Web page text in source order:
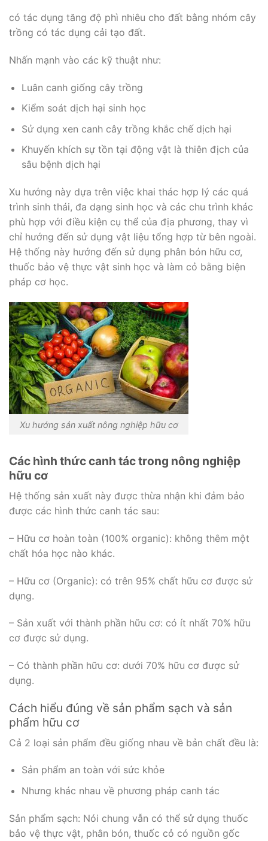
có tác dụng tăng độ phì nhiêu cho đất bằng nhóm cây
trồng có tác dụng cải tạo đất.
Nhấn mạnh vào các kỹ thuật như:
Luân canh giống cây trồng
Kiểm soát dịch hại sinh học
Sử dụng xen canh cây trồng khắc chế dịch hại
Khuyến khích sự tồn tại động vật là thiên địch của
sâu bệnh dịch hại
Xu hướng này dựa trên việc khai thác hợp lý các quá
trình sinh thái, đa dạng sinh học và các chu trình khác
phù hợp với điều kiện cụ thể của địa phương, thay vì
chỉ hướng đến sử dụng vật liệu tổng hợp từ bên ngoài.
Hệ thống này hướng đến sử dụng phân bón hữu cơ,
thuốc bảo vệ thực vật sinh học và làm cỏ bằng biện
pháp cơ học.
Xu hướng sản xuất nông nghiệp hữu cơ
Các hình thức canh tác trong nông nghiệp
hữu cơ
Hệ thống sản xuất này được thừa nhận khi đảm bảo
được các hình thức canh tác sau:
– Hữu cơ hoàn toàn (100% organic): không thêm một
chất hóa học nào khác.
– Hữu cơ (Organic): có trên 95% chất hữu cơ được sử
dụng.
– Sản xuất với thành phần hữu cơ: có ít nhất 70% hữu
cơ được sử dụng.
– Có thành phần hữu cơ: dưới 70% hữu cơ được sử
dụng.
Cách hiểu đúng về sản phẩm sạch và sản
phẩm hữu cơ
Cả 2 loại sản phẩm đều giống nhau về bản chất đều là:
Sản phẩm an toàn với sức khỏe
Nhưng khác nhau về phương pháp canh tác
Sản phẩm sạch: Nói chung vẫn có thể sử dụng thuốc
bảo vệ thực vật, phân bón, thuốc cỏ có nguồn gốc